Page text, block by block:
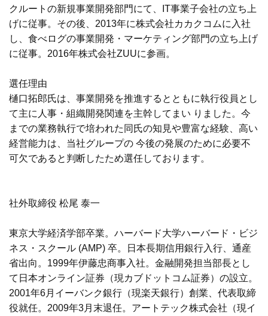
クルートの新規事業開発部門にて、IT事業子会社の立ち上
げに従事。その後、2013年に株式会社カカクコムに入社
し、食べログの事業開発・マーケティング部門の立ち上げ
に従事。2016年株式会社ZUUに参画。
選任理由
樋口拓郎氏は、事業開発を推進するとともに執行役員とし
て主に人事・組織開発関連を主幹してまい りました。今
までの業務執行で培われた同氏の知見や豊富な経験、高い
経営能力は、当社グループの 今後の発展のために必要不
可欠であると判断したため選任しております。
社外取締役 松尾 泰一
東京大学経済学部卒業。ハーバード大学ハーバード・ビジ
ネス・スクール (AMP) 卒。日本長期信用銀行入行、通産
省出向。1999年伊藤忠商事入社。金融開発担当部長とし
て日本オンライン証券（現カブドットコム証券）の設立。
2001年6月イーバンク銀行（現楽天銀行）創業、代表取締
役就任。2009年3月末退任。アートテック株式会社（現イ